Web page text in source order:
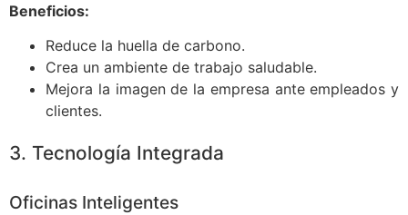
Beneficios:
Reduce la huella de carbono.
Crea un ambiente de trabajo saludable.
Mejora la imagen de la empresa ante empleados y
clientes.
3. Tecnología Integrada
Oficinas Inteligentes